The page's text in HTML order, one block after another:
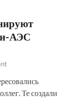
АЭС
Те создали